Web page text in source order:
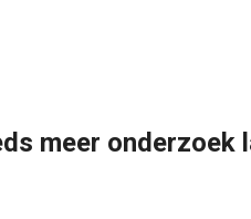
meer